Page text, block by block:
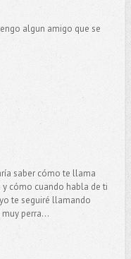
algun amigo que se
saber cómo te llama
cómo cuando habla de ti
te seguiré llamando
perra...